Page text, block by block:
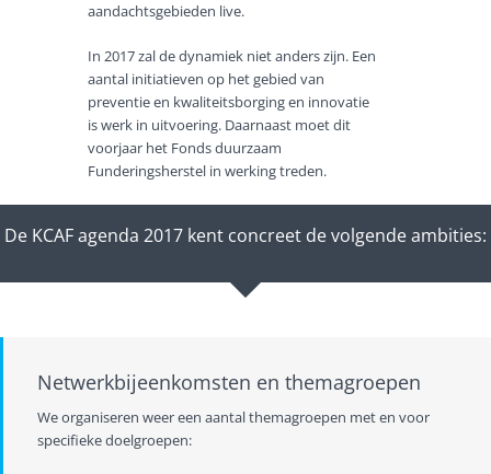
aandachtsgebieden live.
In 2017 zal de dynamiek niet anders zijn. Een
aantal initiatieven op het gebied van
preventie en kwaliteitsborging en innovatie
is werk in uitvoering. Daarnaast moet dit
voorjaar het Fonds duurzaam
Funderingsherstel in werking treden.
De KCAF agenda 2017 kent concreet de volgende ambities:
Netwerkbijeenkomsten en themagroepen
We organiseren weer een aantal themagroepen met en voor
specifieke doelgroepen: